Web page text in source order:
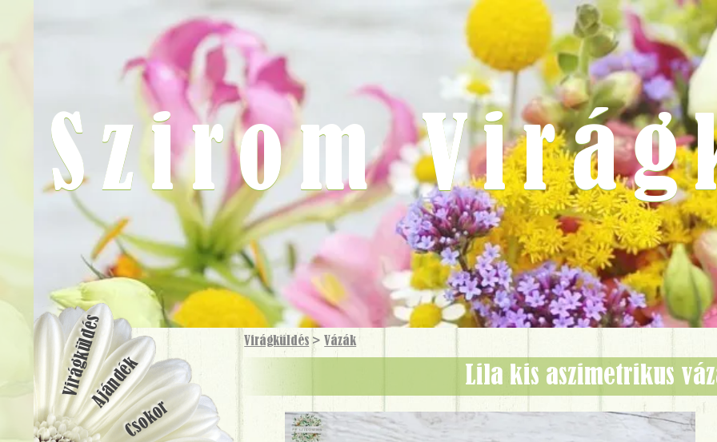
Virágküldés > Vázák
lila kis aszimetrikus
Szirom
VirágküldésAjándék
Csokor